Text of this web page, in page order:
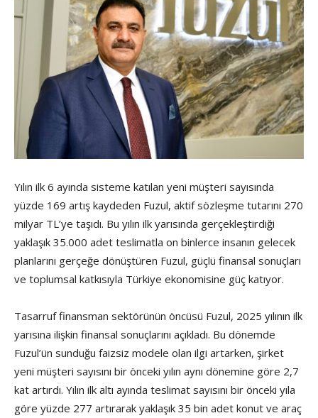
Yılın ilk 6 ayında sisteme katılan yeni müşteri sayısında
yüzde 169 artış kaydeden Fuzul, aktif sözleşme tutarını 270
milyar TL’ye taşıdı. Bu yılın ilk yarısında gerçekleştirdiği
yaklaşık 35.000 adet teslimatla on binlerce insanın gelecek
planlarını gerçeğe dönüştüren Fuzul, güçlü finansal sonuçları
ve toplumsal katkısıyla Türkiye ekonomisine güç katıyor.
Tasarruf finansman sektörünün öncüsü Fuzul, 2025 yılının ilk
yarısına ilişkin finansal sonuçlarını açıkladı. Bu dönemde
Fuzul’ün sunduğu faizsiz modele olan ilgi artarken, şirket
yeni müşteri sayısını bir önceki yılın aynı dönemine göre 2,7
kat artırdı. Yılın ilk altı ayında teslimat sayısını bir önceki yıla
göre yüzde 277 artırarak yaklaşık 35 bin adet konut ve araç